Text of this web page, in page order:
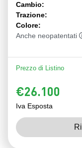
Cambio:
Trazione:
Colore:
Anche neopatentati
Prezzo di Listino
€26.100
Iva Esposta